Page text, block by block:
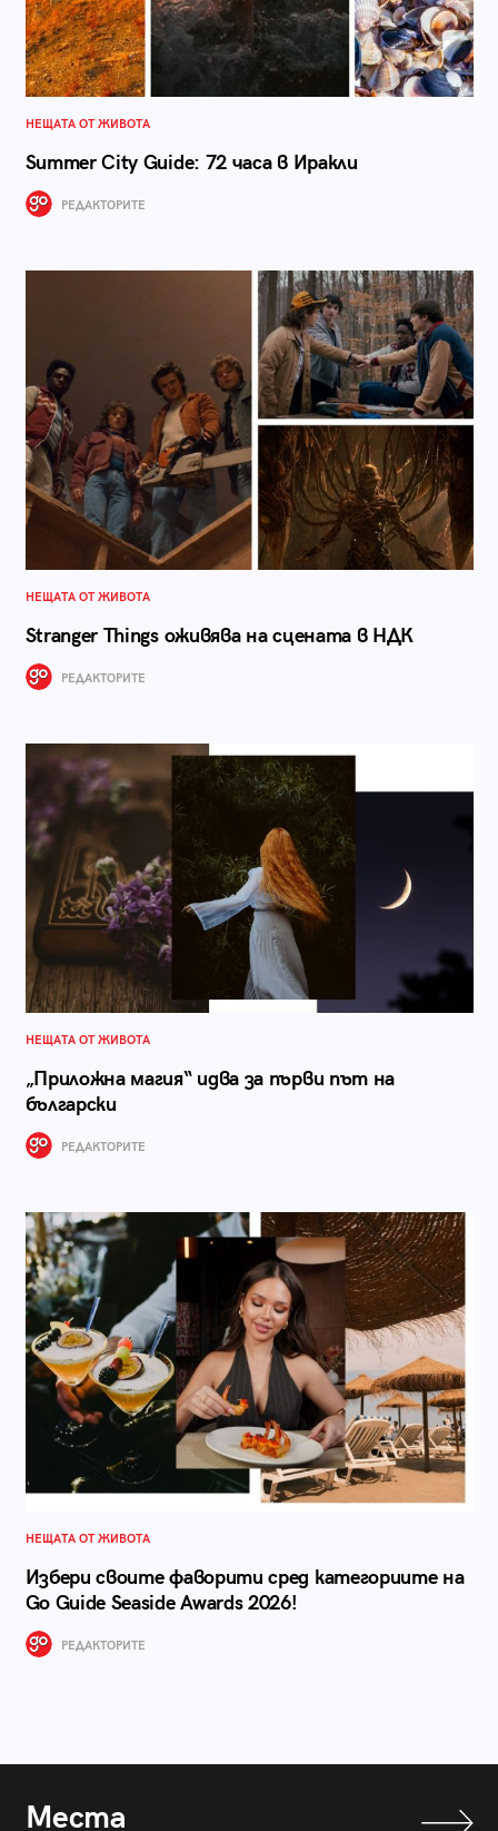
НЕЩАТА ОТ ЖИВОТА
Summer City Guide: 72 часа в Иракли
РЕДАКТОРИТЕ
НЕЩАТА ОТ ЖИВОТА
Stranger Things оживява на сцената в НДК
РЕДАКТОРИТЕ
НЕЩАТА ОТ ЖИВОТА
„Приложна магия“ идва за първи път на
български
РЕДАКТОРИТЕ
НЕЩАТА ОТ ЖИВОТА
Избери своите фаворити сред категориите на
Go Guide Seaside Awards 2026!
РЕДАКТОРИТЕ
Места